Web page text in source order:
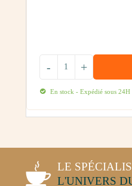
+
-
En stock - Expédié sous 24H
LE
L'UNIVERS